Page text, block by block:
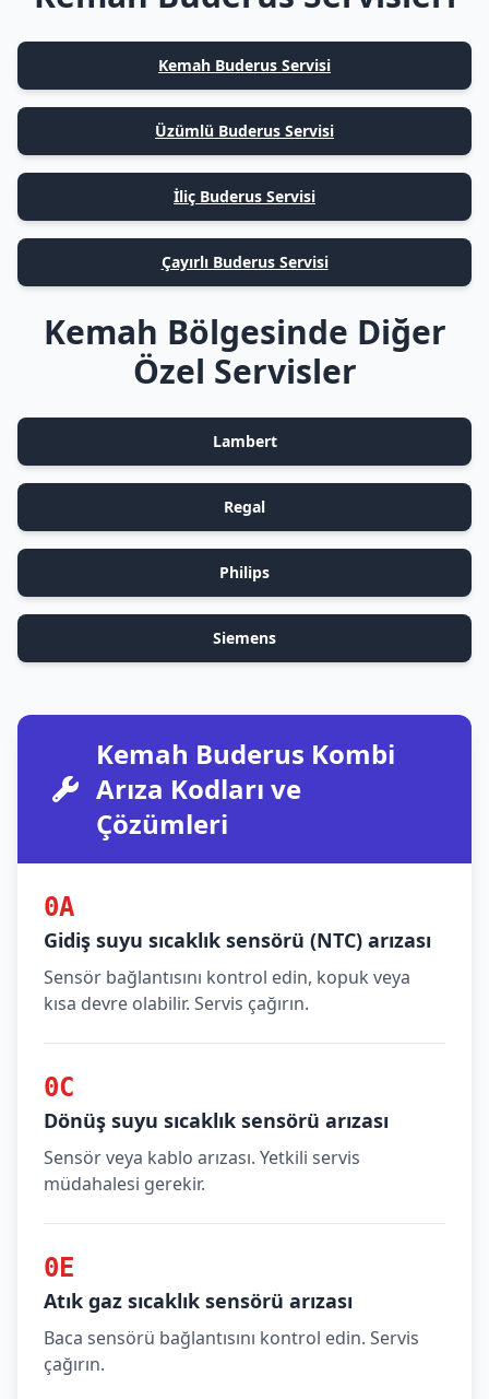
Kemah Buderus Servisi
Üzümlü Buderus Servisi
İliç Buderus Servisi
Çayırlı Buderus Servisi
Kemah Bölgesinde Diğer
Özel Servisler
Lambert
Regal
Philips
Siemens
Kemah Buderus Kombi
Arıza Kodları ve
Çözümleri
0A
Gidiş suyu sıcaklık sensörü (NTC) arızası
Sensör bağlantısını kontrol edin, kopuk veya
kısa devre olabilir. Servis çağırın.
0C
Dönüş suyu sıcaklık sensörü arızası
Sensör veya kablo arızası. Yetkili servis
müdahalesi gerekir.
0E
Atık gaz sıcaklık sensörü arızası
Baca sensörü bağlantısını kontrol edin. Servis
çağırın.